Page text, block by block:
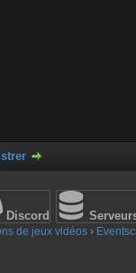
Discord
de jeux vidéos ›